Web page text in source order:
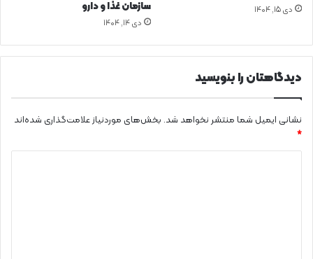
دی ۱۵, ۱۴۰۴
سازمان غذا و دارو
دی ۱۴, ۱۴۰۴
دیدگاهتان را بنویسید
نشانی ایمیل شما منتشر نخواهد شد. بخش‌های موردنیاز علامت‌گذاری شده‌اند
*